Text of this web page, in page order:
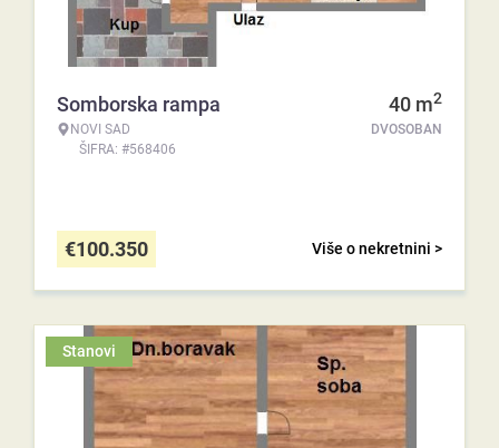
Somborska rampa
NOVI SAD
ŠIFRA: #568406
40 m2
DVOSOBAN
Više o nekretnini >
€100.350
Stanovi